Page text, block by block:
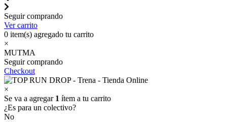
Seguir comprando
Ver carrito
0 item(s) agregado tu carrito
×
MUTMA
Seguir comprando
Checkout
×
Se va a agregar 1 ítem a tu carrito
¿Es para un colectivo?
No